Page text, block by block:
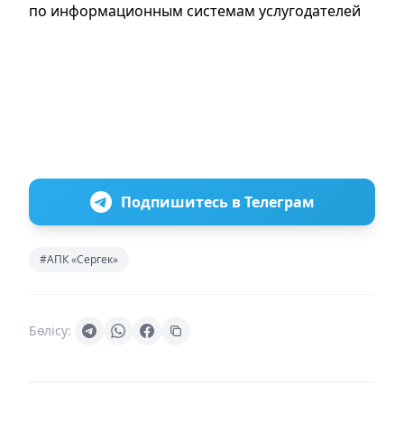
по информационным системам услугодателей
Подпишитесь в Телеграм
#АПК «Сергек»
Бөлісу: